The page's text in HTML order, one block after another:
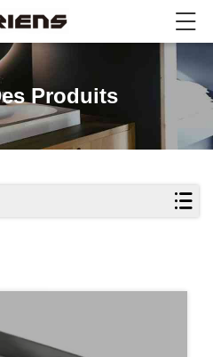
Produits